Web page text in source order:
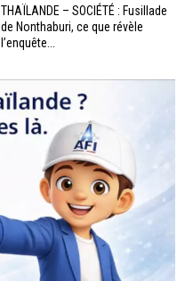
THAÏLANDE – SOCIÉTÉ : Fusillade
de Nonthaburi, ce que révèle
l’enquête...